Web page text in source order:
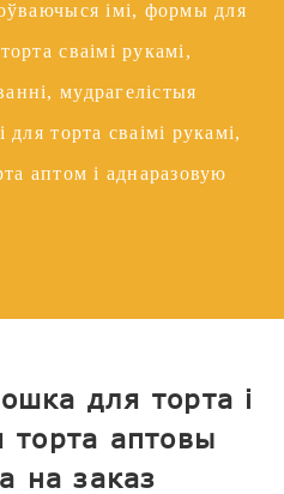
імі, формы для
сваімі рукамі,
мудрагелістыя
торта сваімі рукамі,
аптом і аднаразовую
для торта і
торта аптовы
на заказ